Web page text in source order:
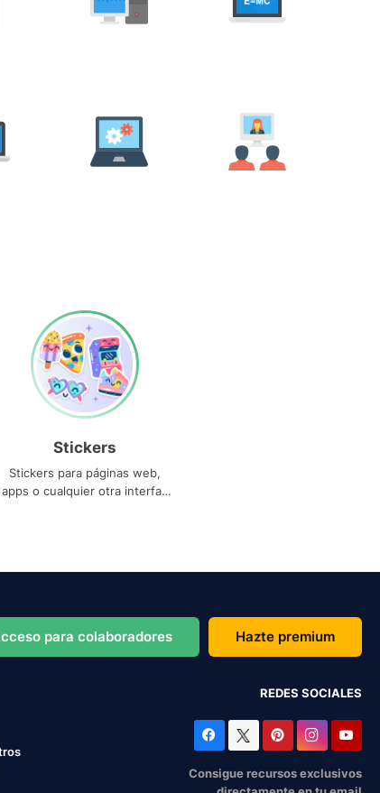
Stickers
Stickers para páginas web,
apps o cualquier otra interfaz
para colaboradores Hazte premium
REDES SOCIALES
Consigue recursos exclusivos